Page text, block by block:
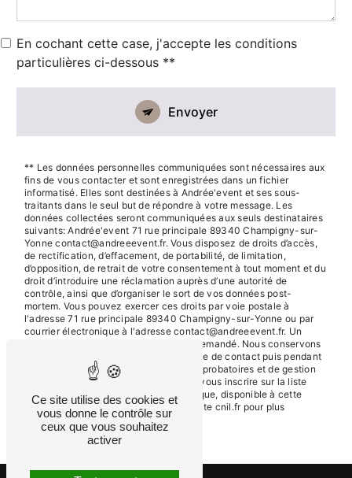
En cochant cette case, j'accepte les conditions
particulières ci-dessous **
Envoyer
** Les données personnelles communiquées sont nécessaires aux
fins de vous contacter et sont enregistrées dans un fichier
informatisé. Elles sont destinées à Andrée'event et ses sous-
traitants dans le seul but de répondre à votre message. Les
données collectées seront communiquées aux seuls destinataires
suivants: Andrée'event 71 rue principale 89340 Champigny-sur-
Yonne contact@andreeevent.fr. Vous disposez de droits d’accès,
de rectification, d’effacement, de portabilité, de limitation,
d’opposition, de retrait de votre consentement à tout moment et du
droit d’introduire une réclamation auprès d’une autorité de
contrôle, ainsi que d’organiser le sort de vos données post-
mortem. Vous pouvez exercer ces droits par voie postale à
l'adresse 71 rue principale 89340 Champigny-sur-Yonne ou par
courrier électronique à l'adresse contact@andreeevent.fr. Un
justificatif d'identité pourra vous être demandé. Nous conservons
vos données pendant la période de prise de contact puis pendant
la durée de prescription légale aux fins probatoires et de gestion
des contentieux. Vous avez le droit de vous inscrire sur la liste
d'opposition au démarchage téléphonique, disponible à cette
adresse:Bloctel.gouv.fr. Consultez le site cnil.fr pour plus
d’informations sur vos droits.
Ce site utilise des cookies et
vous donne le contrôle sur
ceux que vous souhaitez
activer